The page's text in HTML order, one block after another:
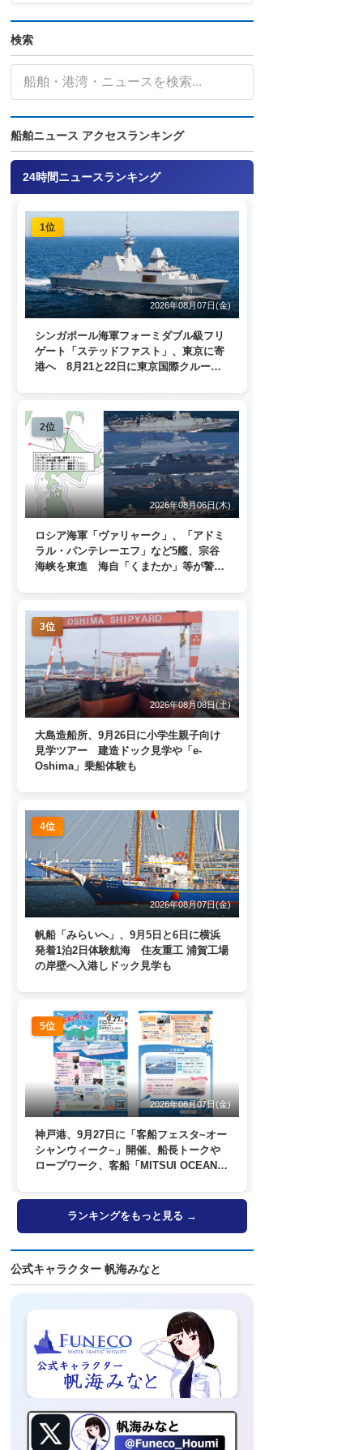
検索
船舶ニュース アクセスランキング
24時間ニュースランキング
1位
2026年08月07日(金)
シンガポール海軍フォーミダブル級フリ
ゲート「ステッドファスト」、東京に寄
港へ 8月21と22日に東京国際クルーズ
2位
2026年08月06日(木)
ロシア海軍「ヴァリャーク」、「アドミ
ラル・パンテレーエフ」など5艦、宗谷
海峡を東進 海自「くまたか」等が警戒
3位
2026年08月08日(土)
大島造船所、9月26日に小学生親子向け
見学ツアー 建造ドック見学や「e-
Oshima」乗船体験も
4位
2026年08月07日(金)
帆船「みらいへ」、9月5日と6日に横浜
発着1泊2日体験航海 住友重工 浦賀工場
の岸壁へ入港しドック見学も
5位
2026年08月07日(金)
神戸港、9月27日に「客船フェスタ~オー
シャンウィーク~」開催、船長トークや
ロープワーク、客船「MITSUI OCEAN
ランキングをもっと見る →
公式キャラクター 帆海みなと